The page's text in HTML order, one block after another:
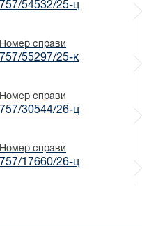
757/54532/25-ц
Номер справи
757/55297/25-к
Номер справи
757/30544/26-ц
Номер справи
757/17660/26-ц